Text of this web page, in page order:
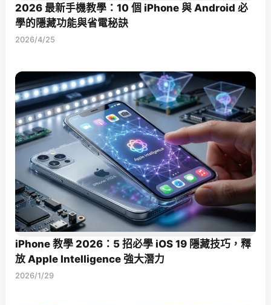
2026 最新手機教學：10 個 iPhone 與 Android 必
學的隱藏功能與省電秘訣
2026/4/25
iPhone 教學 2026：5 招必學 iOS 19 隱藏技巧，釋
放 Apple Intelligence 強大潛力
2026/1/29